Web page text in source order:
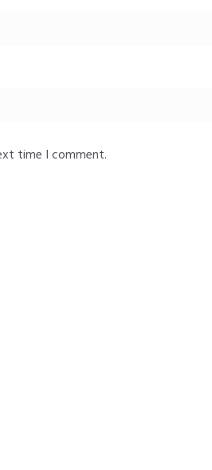
time I comment.